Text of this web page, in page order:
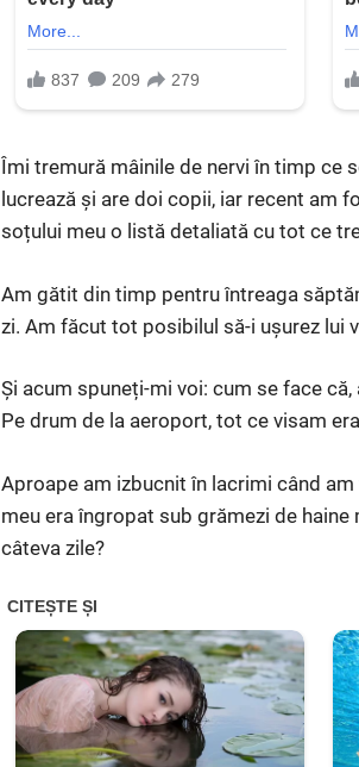
Îmi tremură mâinile de nervi în timp ce
lucrează și are doi copii, iar recent am
soțului meu o listă detaliată cu tot ce
Am gătit din timp pentru întreaga
zi. Am făcut tot posibilul să-i ușurez lui
Și acum spuneți-mi voi: cum se face
Pe drum de la aeroport, tot ce visam
Aproape am izbucnit în lacrimi când
meu era îngropat sub grămezi de
câteva zile?